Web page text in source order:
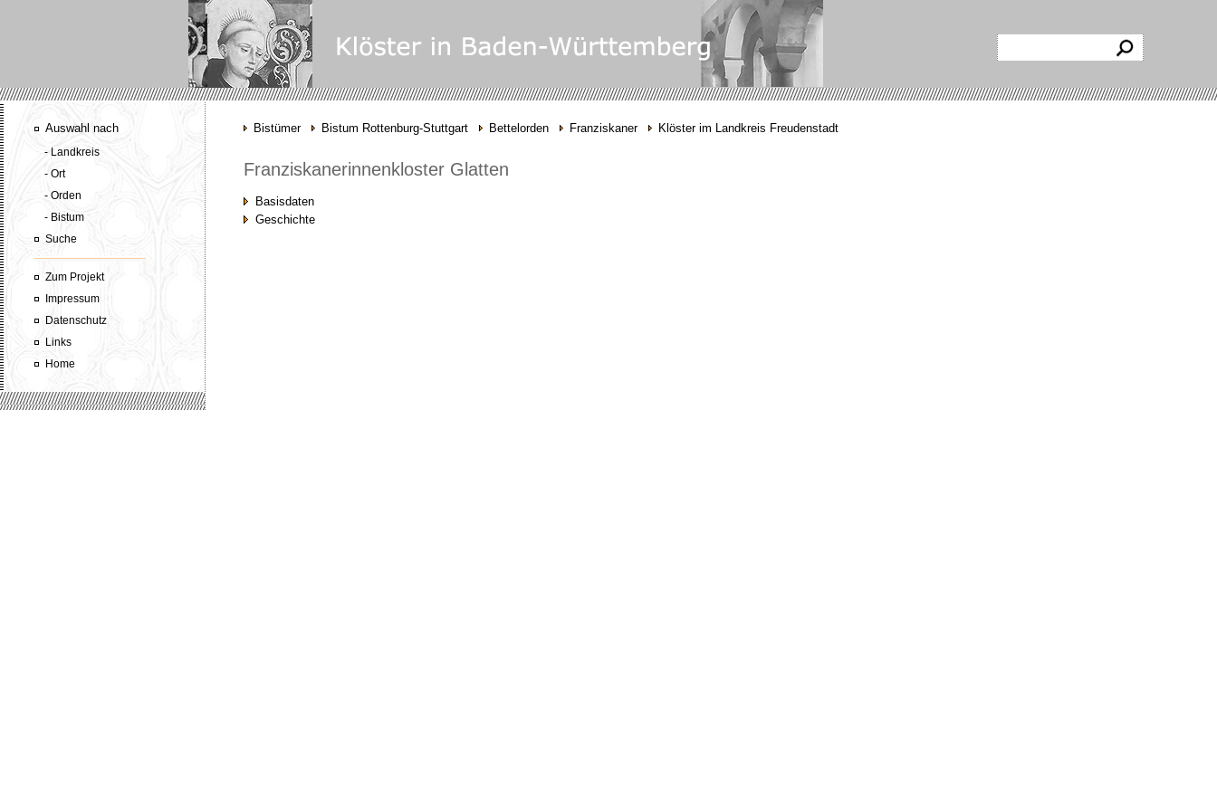
Auswahl nach
- Landkreis
- Ort
- Orden
- Bistum
Suche
Zum Projekt
Impressum
Datenschutz
Links
Home
Bistümer Bistum Rottenburg-Stuttgart Bettelorden Franziskaner Klöster im Landkreis Freudenstadt
Franziskanerinnenkloster Glatten
Basisdaten
Geschichte